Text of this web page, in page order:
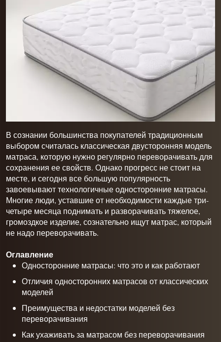
В сознании большинства покупателей традиционным
выбором считалась классическая двусторонняя модель
матраса, которую нужно регулярно переворачивать для
сохранения ее свойств. Однако прогресс не стоит на
месте, и сегодня все большую популярность
завоевывают технологичные односторонние матрасы.
Многие люди, уставшие от необходимости каждые три-
четыре месяца поднимать и разворачивать тяжелое,
громоздкое изделие, сознательно ищут матрас, который
не надо переворачивать.
Оглавление
Односторонние матрасы: что это и как работают
Отличия односторонних матрасов от классических
моделей
Преимущества и недостатки моделей без
переворачивания
Как ухаживать за матрасом без переворачивания